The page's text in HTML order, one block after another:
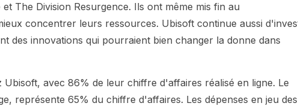
The Division Resurgence. Ils ont même mis fin au
concentrer leurs ressources. Ubisoft continue aussi
des innovations qui pourraient bien changer la donne dans
avec 86% de leur chiffre d'affaires réalisé en ligne. Le
représente 65% du chiffre d'affaires. Les dépenses en jeu des